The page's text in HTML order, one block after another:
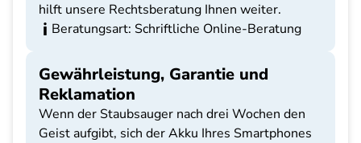
hilft unsere Rechtsberatung Ihnen weiter.
Beratungsart: Schriftliche Online-Beratung
Gewährleistung, Garantie und
Reklamation
Wenn der Staubsauger nach drei Wochen den
Geist aufgibt, sich der Akku Ihres Smartphones